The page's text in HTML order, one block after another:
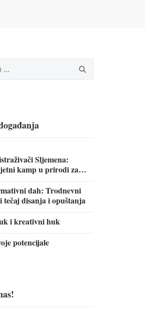
Sljemena:
kamp u prirodi za
dah: Trodnevni
tečaj disanja i opuštanja
i kreativni huk
potencijale